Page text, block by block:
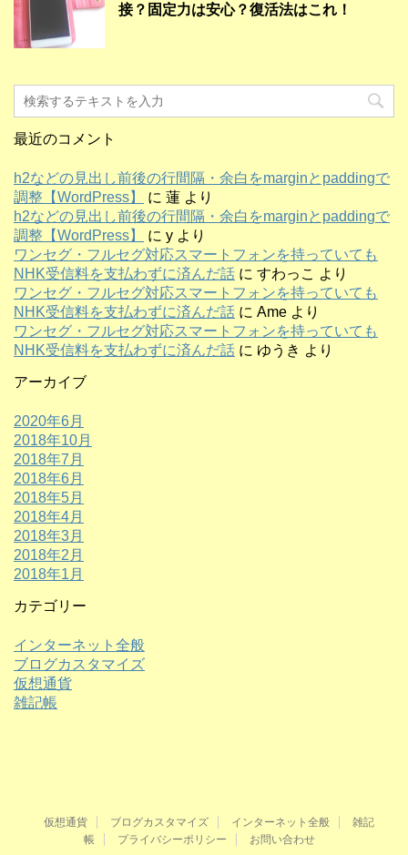
接？固定力は安心？復活法はこれ！
最近のコメント
h2などの見出し前後の行間隔・余白をmarginとpaddingで
調整【WordPress】
に 蓮 より
h2などの見出し前後の行間隔・余白をmarginとpaddingで
調整【WordPress】
に y より
ワンセグ・フルセグ対応スマートフォンを持っていても
NHK受信料を支払わずに済んだ話 に すわっこ より
ワンセグ・フルセグ対応スマートフォンを持っていても
NHK受信料を支払わずに済んだ話 に Ame より
ワンセグ・フルセグ対応スマートフォンを持っていても
NHK受信料を支払わずに済んだ話 に ゆうき より
アーカイブ
2020年6月
2018年10月
2018年7月
2018年6月
2018年5月
2018年4月
2018年3月
2018年2月
2018年1月
カテゴリー
インターネット全般
ブログカスタマイズ
仮想通貨
雑記帳
仮想通貨 ブログカスタマイズ インターネット全般
雑記
帳
プライバシーポリシー お問い合わせ